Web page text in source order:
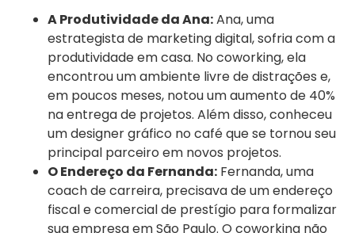
A Produtividade da Ana:Ana, uma
estrategista de marketing digital, sofria com a
produtividade em casa. No coworking, ela
encontrou um ambiente livre de distrações e,
em poucos meses, notou um aumento de 40%
na entrega de projetos. Além disso, conheceu
um designer gráfico no café que se tornou seu
principal parceiro em novos projetos.
O Endereço da Fernanda: Fernanda, uma
coach de carreira, precisava de um endereço
fiscal e comercial de prestígio para formalizar
sua empresa em São Paulo. O coworking não